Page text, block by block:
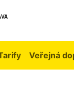
Veřejná